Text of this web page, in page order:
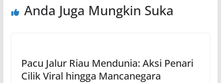
Anda Juga Mungkin Suka
Pacu Jalur Riau Mendunia: Aksi Penari
Cilik Viral hingga Mancanegara